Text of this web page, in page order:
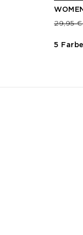
Preis
29,95
5